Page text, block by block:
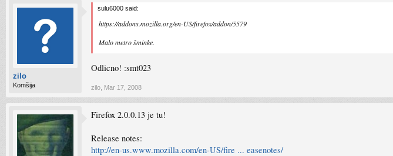
zilo
Komšija
sulu6000 said:
https://addons.mozilla.org/en-US/firefox/addon/5579
Malo metro šminke.
Odlicno! :smt023
zilo Mar 17, 2008
Firefox 2.0.0.13 je tu!
Release notes:
http://en-us.www.mozilla.com/en-US/fire ... easenotes/